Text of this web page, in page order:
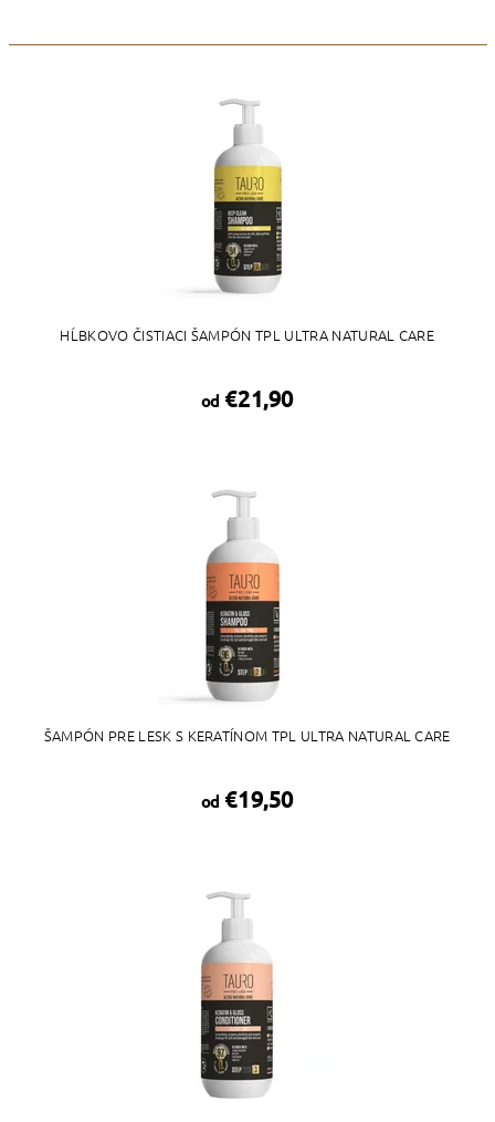
HĹBKOVO ČISTIACI ŠAMPÓN TPL ULTRA NATURAL CARE
od €21,90
ŠAMPÓN PRE LESK S KERATÍNOM TPL ULTRA NATURAL CARE
od €19,50